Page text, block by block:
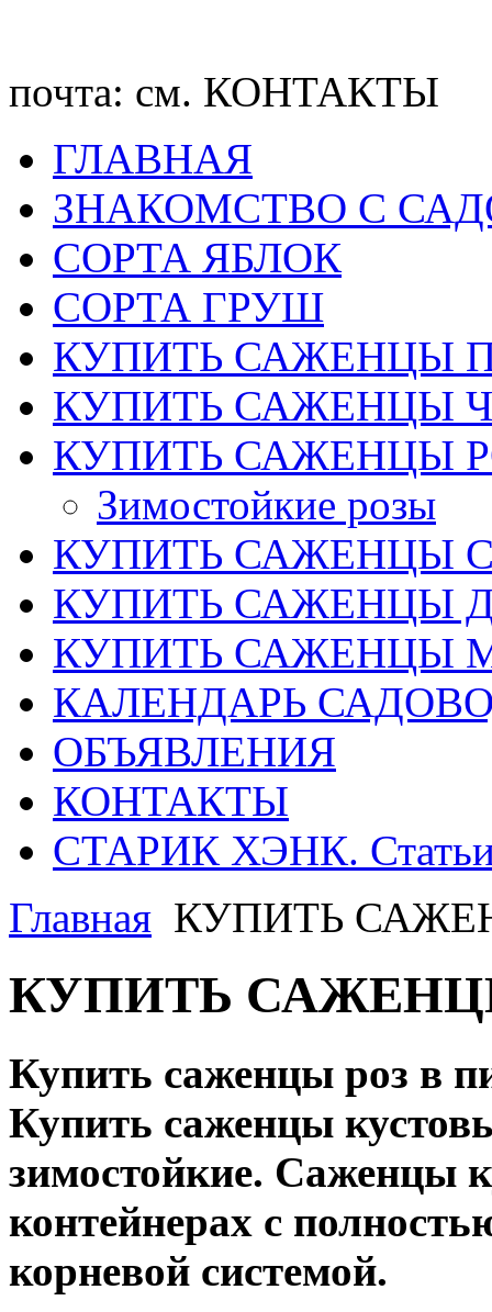
почта: см. КОНТАКТЫ
ГЛАВНАЯ
ЗНАКОМСТВО С
CОРТА ЯБЛОК
СОРТА ГРУШ
КУПИТЬ САЖЕНЦЫ
КУПИТЬ САЖЕНЦЫ
КУПИТЬ САЖЕНЦЫ
Зимостойкие розы
КУПИТЬ САЖЕНЦЫ
КУПИТЬ САЖЕНЦЫ
КУПИТЬ САЖЕНЦЫ
КАЛЕНДАРЬ
ОБЪЯВЛЕНИЯ
КОНТАКТЫ
СТАРИК ХЭНК.
Главная КУПИТЬ
КУПИТЬ
Купить саженцы роз в
Купить саженцы
зимостойкие. Саженцы
контейнерах с
корневой системой.